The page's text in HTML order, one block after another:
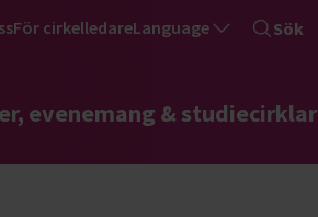
För cirkelledareLanguage Sök
evenemang & studiecirklar